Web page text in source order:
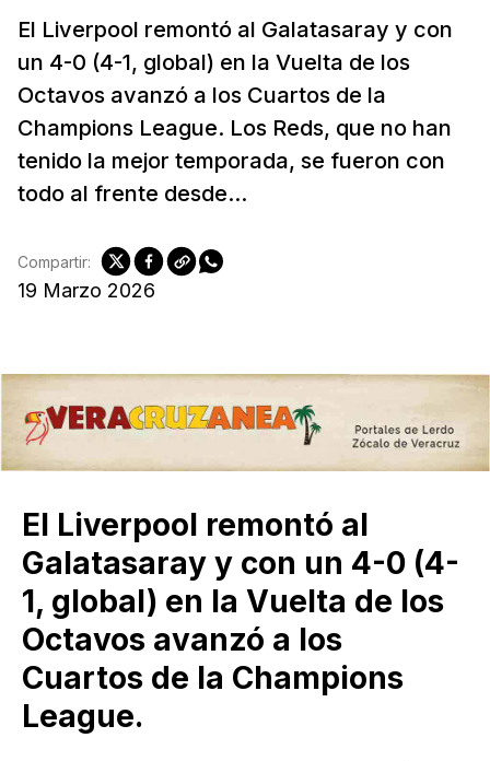
El Liverpool remontó al Galatasaray y con
un 4-0 (4-1, global) en la Vuelta de los
Octavos avanzó a los Cuartos de la
Champions League. Los Reds, que no han
tenido la mejor temporada, se fueron con
todo al frente desde...
19 Marzo 2026
Compartir:
El Liverpool remontó al
Galatasaray y con un 4-0 (4-
1, global) en la Vuelta de los
Octavos avanzó a los
Cuartos de la Champions
League.